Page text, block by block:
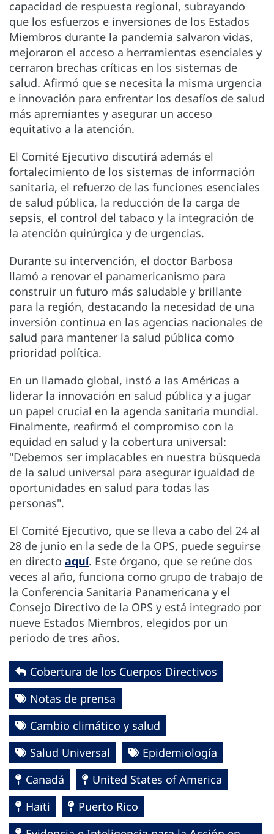
capacidad de respuesta regional, subrayando
que los esfuerzos e inversiones de los Estados
Miembros durante la pandemia salvaron vidas,
mejoraron el acceso a herramientas esenciales y
cerraron brechas críticas en los sistemas de
salud. Afirmó que se necesita la misma urgencia
e innovación para enfrentar los desafíos de salud
más apremiantes y asegurar un acceso
equitativo a la atención.
El Comité Ejecutivo discutirá además el
fortalecimiento de los sistemas de información
sanitaria, el refuerzo de las funciones esenciales
de salud pública, la reducción de la carga de
sepsis, el control del tabaco y la integración de
la atención quirúrgica y de urgencias.
Durante su intervención, el doctor Barbosa
llamó a renovar el panamericanismo para
construir un futuro más saludable y brillante
para la región, destacando la necesidad de una
inversión continua en las agencias nacionales de
salud para mantener la salud pública como
prioridad política.
En un llamado global, instó a las Américas a
liderar la innovación en salud pública y a jugar
un papel crucial en la agenda sanitaria mundial.
Finalmente, reafirmó el compromiso con la
equidad en salud y la cobertura universal:
"Debemos ser implacables en nuestra búsqueda
de la salud universal para asegurar igualdad de
oportunidades en salud para todas las
personas".
El Comité Ejecutivo, que se lleva a cabo del 24 al
28 de junio en la sede de la OPS, puede seguirse
en directo aquí. Este órgano, que se reúne dos
veces al año, funciona como grupo de trabajo de
la Conferencia Sanitaria Panamericana y el
Consejo Directivo de la OPS y está integrado por
nueve Estados Miembros, elegidos por un
periodo de tres años.
Cobertura de los Cuerpos Directivos
Notas de prensa
Cambio climático y salud
Salud Universal
Epidemiología
Canadá
United States of America
Haïti
Puerto Rico